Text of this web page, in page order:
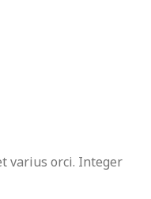
varius orci. Integer